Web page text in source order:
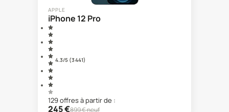
APPLE
iPhone 12 Pro
4.3/5 (3 441)
129offresà partir de :
245€899€ neuf